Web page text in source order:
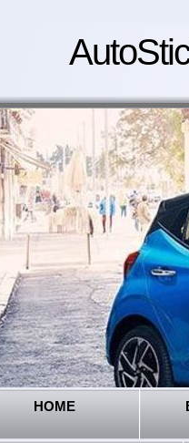
HOME